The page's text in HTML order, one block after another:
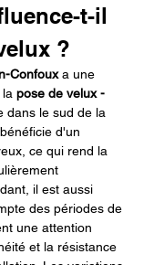
t-il
?
Confoux a une
pose de velux -
dans le sud de la
d'un
ce qui rend la
il est aussi
des périodes de
une attention
et la résistance